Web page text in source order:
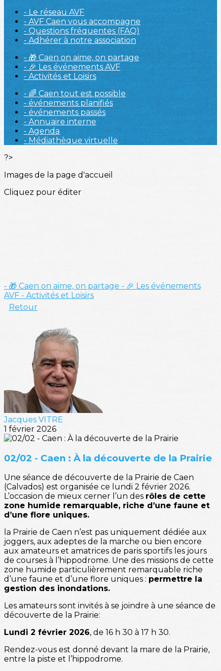
- Le réseau AVF
- AVF Caen vous accompagne
- Questions fréquentes (FAQ)
- Adhérer à notre association
- 🎁 Caen on aime, on partage
- 🎉 Les événements AVF
- Activités et Loisirs
- 🌈 Caen tout est possible
- événements planifiés
- événements passés
- Annuaire interne
- Agenda
- Médiathèque virtuelle
?>
Images de la page d'accueil
Cliquez pour éditer
- 🎁 Caen on aime, on partage - 🎉 Les événements
AVF - Activités et Loisirs
Retour
Jacques VITRE
1 février 2026
02/02 - Caen : À la découverte de la Prairie
Une séance de découverte de la Prairie de Caen
(Calvados) est organisée ce lundi 2 février 2026.
L’occasion de mieux cerner l’un des rôles de cette
zone humide remarquable, riche d’une faune et
d’une flore uniques.
la Prairie de Caen n’est pas uniquement dédiée aux
joggers, aux adeptes de la marche ou bien encore
aux amateurs et amatrices de paris sportifs les jours
de courses à l’hippodrome. Une des missions de cette
zone humide particulièrement remarquable riche
d’une faune et d’une flore uniques : permettre la
gestion des inondations.
Les amateurs sont invités à se joindre à une séance de
découverte de la Prairie:
Lundi 2 février 2026, de 16 h 30 à 17 h 30.
Rendez-vous est donné devant la mare de la Prairie,
entre la piste et l’hippodrome.